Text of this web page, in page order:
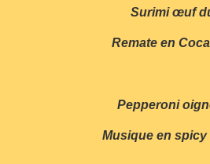
Surimi œuf
Remate en
Pepperoni
Musique en spicy